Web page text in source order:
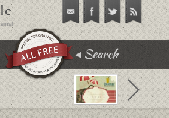
イラスト
ーン
Search